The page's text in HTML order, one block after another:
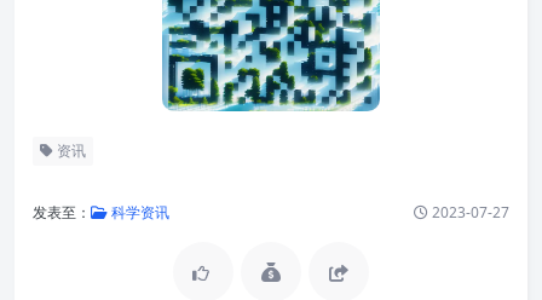
资讯
发表至： 科学资讯 2023-07-27